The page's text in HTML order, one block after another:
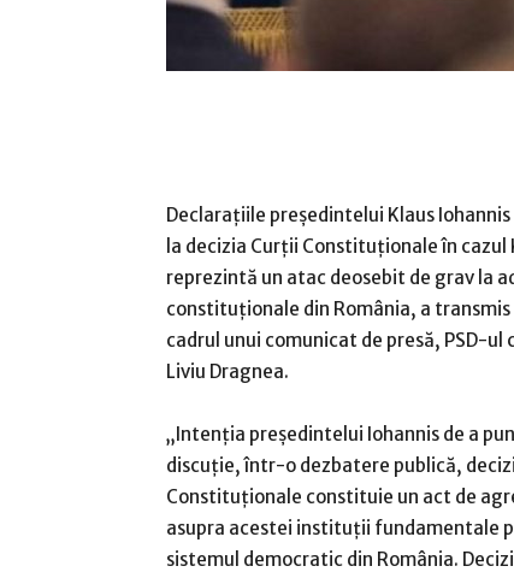
Declaraţiile preşedintelui Klaus
la decizia Curţii Constituţionale în cazul
reprezintă un atac deosebit de grav la
constituţionale din România, a
cadrul unui comunicat de presă, PSD-ul
Liviu Dragnea.
„Intenţia preşedintelui Iohannis de a
discuţie, într-o dezbatere publică,
Constituţionale constituie un act de
asupra acestei instituţii fundamentale
sistemul democratic din România.